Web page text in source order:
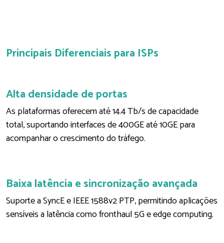
Principais Diferenciais para ISPs
Alta densidade de portas
As plataformas oferecem até 14.4 Tb/s de capacidade
total, suportando interfaces de 400GE até 10GE para
acompanhar o crescimento do tráfego.
Baixa latência e sincronização avançada
Suporte a SyncE e IEEE 1588v2 PTP, permitindo aplicações
sensíveis a latência como fronthaul 5G e edge computing.